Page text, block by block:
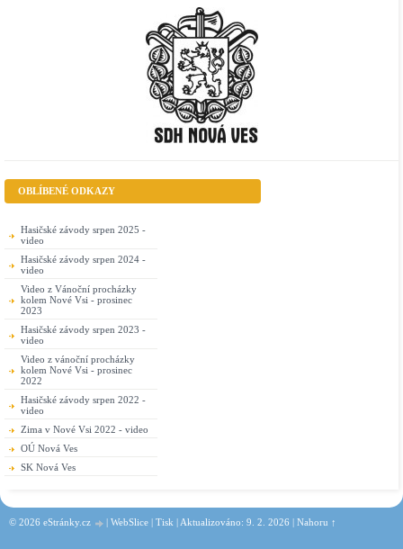
OBLÍBENÉ ODKAZY
Hasičské závody srpen 2025 -
video
Hasičské závody srpen 2024 -
video
Video z Vánoční procházky
kolem Nové Vsi - prosinec
2023
Hasičské závody srpen 2023 -
video
Video z vánoční procházky
kolem Nové Vsi - prosinec
2022
Hasičské závody srpen 2022 -
video
Zima v Nové Vsi 2022 - video
OÚ Nová Ves
SK Nová Ves
© 2026 eStránky.cz | WebSlice | Tisk | Aktualizováno: 9. 2. 2026 | Nahoru ↑